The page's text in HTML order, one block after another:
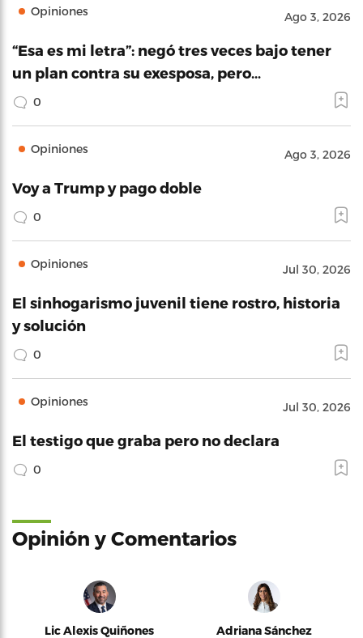
Opiniones Ago 3, 2026
“Esa es mi letra”: negó tres veces bajo tener
un plan contra su exesposa, pero…
0
Opiniones Ago 3, 2026
Voy a Trump y pago doble
0
Opiniones Jul 30, 2026
El sinhogarismo juvenil tiene rostro, historia
y solución
0
Opiniones Jul 30, 2026
El testigo que graba pero no declara
0
Opinión y Comentarios
Lic Alexis Quiñones Adriana Sánchez